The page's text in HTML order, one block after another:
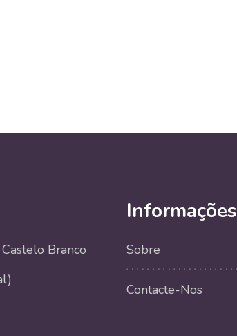
Branco
Informações
Sobre
Contacte-Nos